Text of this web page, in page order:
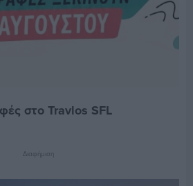
στο Travlos SFL
Διαφήμιση